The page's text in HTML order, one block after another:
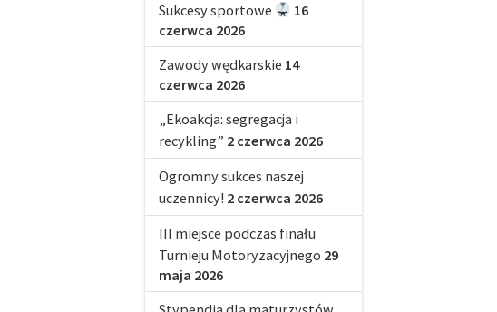
Sukcesy sportowe
16
czerwca 2026
Zawody wędkarskie 14
czerwca 2026
„Ekoakcja: segregacja i
recykling” 2 czerwca 2026
Ogromny sukces naszej
uczennicy! 2 czerwca 2026
III miejsce podczas finału
Turnieju Motoryzacyjnego 29
maja 2026